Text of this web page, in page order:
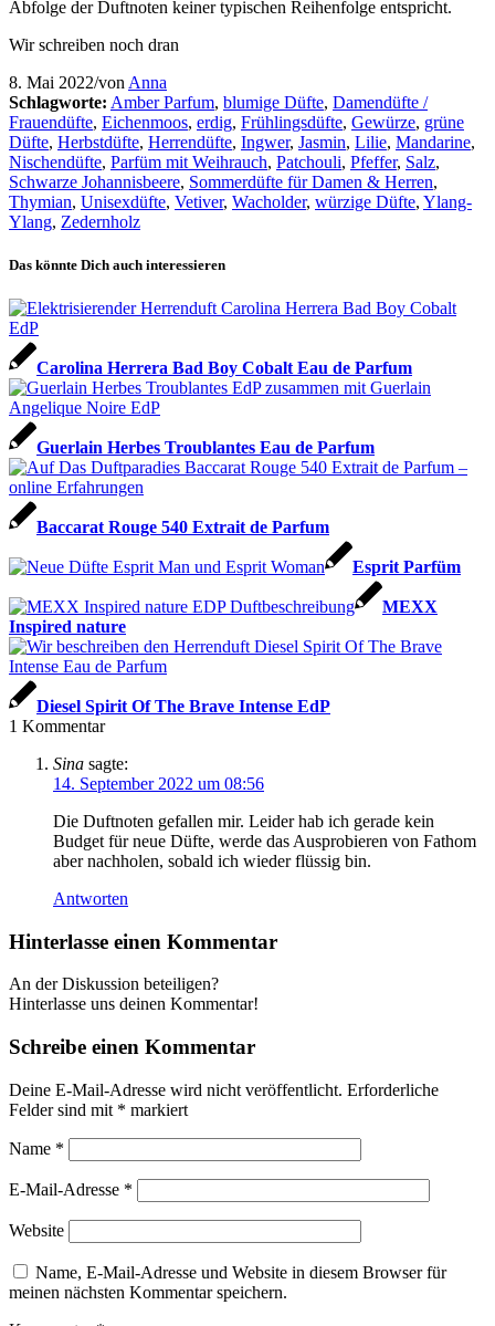
Abfolge der Duftnoten keiner typischen Reihenfolge entspricht.
Wir schreiben noch dran
8. Mai 2022/von Anna
Schlagworte: Amber Parfum, blumige Düfte, Damendüfte /
Frauendüfte, Eichenmoos, erdig, Frühlingsdüfte, Gewürze, grüne
Düfte, Herbstdüfte, Herrendüfte, Ingwer, Jasmin, Lilie, Mandarine,
Nischendüfte, Parfüm mit Weihrauch, Patchouli, Pfeffer, Salz,
Schwarze Johannisbeere, Sommerdüfte für Damen & Herren,
Thymian, Unisexdüfte, Vetiver, Wacholder, würzige Düfte, Ylang-
Ylang, Zedernholz
Das könnte Dich auch interessieren
Carolina Herrera Bad Boy Cobalt Eau de Parfum
Guerlain Herbes Troublantes Eau de Parfum
Baccarat Rouge 540 Extrait de Parfum
Esprit Parfüm
MEXX
Inspired nature
Diesel Spirit Of The Brave Intense EdP
1 Kommentar
Sina sagte:
14. September 2022 um 08:56
Die Duftnoten gefallen mir. Leider hab ich gerade kein
Budget für neue Düfte, werde das Ausprobieren von Fathom
aber nachholen, sobald ich wieder flüssig bin.
Antworten
Hinterlasse einen Kommentar
An der Diskussion beteiligen?
Hinterlasse uns deinen Kommentar!
Schreibe einen Kommentar
Deine E-Mail-Adresse wird nicht veröffentlicht. Erforderliche
Felder sind mit * markiert
Name *
E-Mail-Adresse *
Website
Name, E-Mail-Adresse und Website in diesem Browser für
meinen nächsten Kommentar speichern.